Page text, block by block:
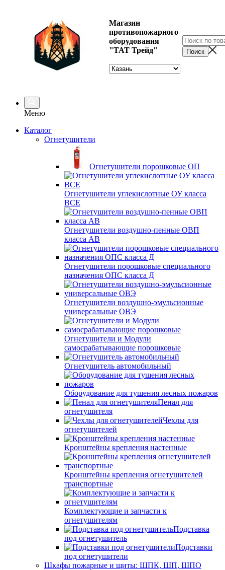
Магазин
противопожарного
оборудования
"ТАТ Трейд"
Меню
Каталог
Огнетушители
Огнетушители порошковые ОП
Огнетушители углекислотные ОУ класса
ВСЕ
Огнетушители воздушно-пенные ОВП
класса АВ
Огнетушители порошковые специального
назначения ОПС класса Д
Огнетушители воздушно-эмульсионные
универсальные ОВЭ
Огнетушители и Модули
самосрабатывающие порошковые
Огнетушитель автомобильный
Оборудование для тушения лесных пожаров
Пенал для
огнетушителя
Чехлы для
огнетушителей
Кронштейны крепления настенные
Кронштейны крепления огнетушителей
транспортные
Комплектующие и запчасти к
огнетушителям
Подставка
под огнетушитель
Подставки
под огнетушители
Шкафы пожарные и щиты: ШПК, ШП, ШПО